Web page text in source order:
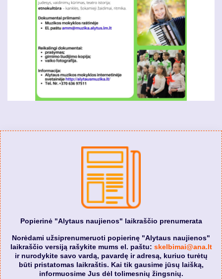
Popierinė "Alytaus naujienos" laikraščio prenumerata
Norėdami užsiprenumeruoti popierinę "Alytaus naujienos"
laikraščio versiją rašykite mums el. paštu: skelbimai@ana.lt
ir nurodykite savo vardą, pavardę ir adresą, kuriuo turėtų
būti pristatomas laikraštis. Kai tik gausime jūsų laišką,
informuosime Jus dėl tolimesnių žingsnių.